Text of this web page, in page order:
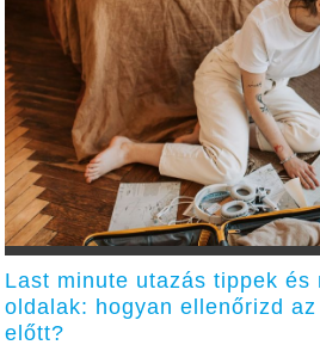
Last minute utazás tippek és
oldalak: hogyan ellenőrizd
előtt?